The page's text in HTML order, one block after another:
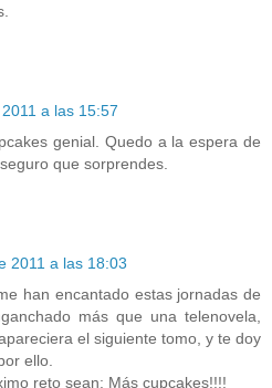
a las 15:57
genial. Quedo a la espera de
que sorprendes.
2011 a las 18:03
han encantado estas jornadas de
más que una telenovela,
el siguiente tomo, y te doy
ello.
reto sean: Más cupcakes!!!!